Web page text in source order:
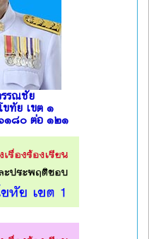
รณชัย
ทัย เขต ๑
๑๘๐ ต่อ ๑๒๑